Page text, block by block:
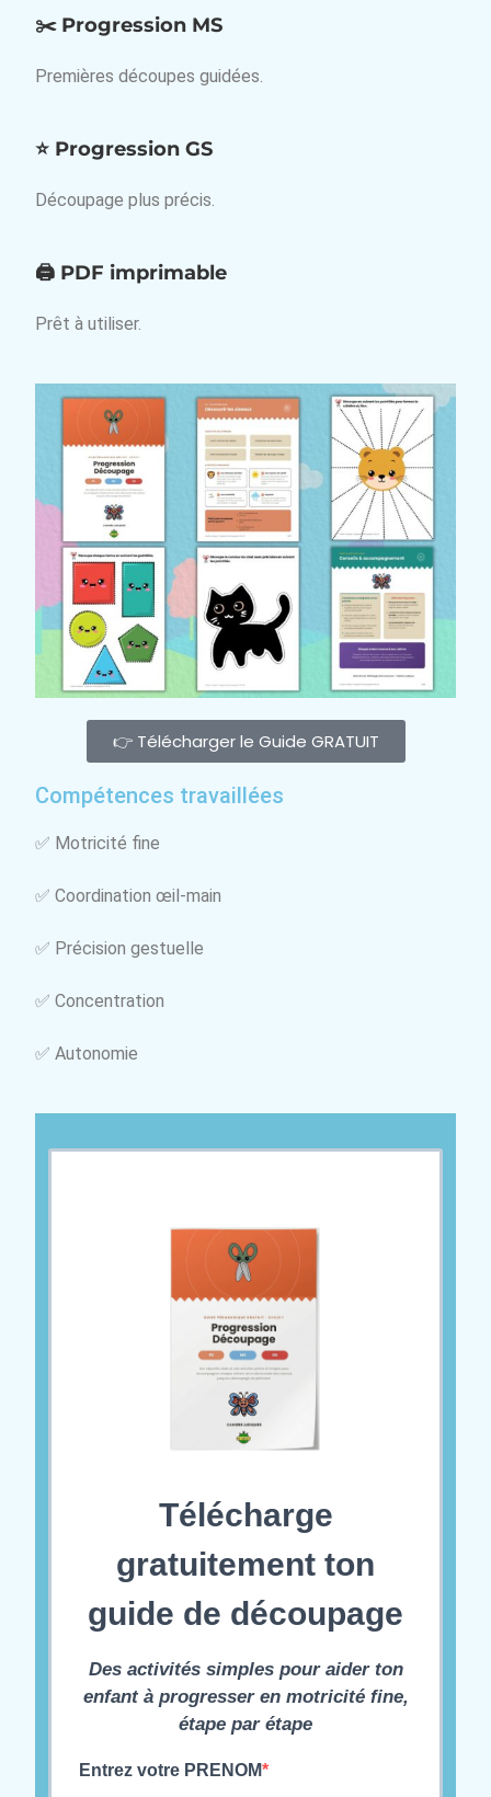
✂️ Progression MS
Premières découpes guidées.
⭐ Progression GS
Découpage plus précis.
🖨️ PDF imprimable
Prêt à utiliser.
👉 Télécharger le Guide GRATUIT
Compétences travaillées
✅ Motricité fine
✅ Coordination œil-main
✅ Précision gestuelle
✅ Concentration
✅ Autonomie
Télécharge
gratuitement ton
guide de découpage
Des activités simples pour aider ton
enfant à progresser en motricité fine,
étape par étape
Entrez votre PRENOM